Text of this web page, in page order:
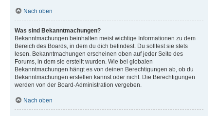
Nach oben
Was sind Bekanntmachungen?
Bekanntmachungen beinhalten meist wichtige Informationen zu dem
Bereich des Boards, in dem du dich befindest. Du solltest sie stets
lesen. Bekanntmachungen erscheinen oben auf jeder Seite des
Forums, in dem sie erstellt wurden. Wie bei globalen
Bekanntmachungen hängt es von deinen Berechtigungen ab, ob du
Bekanntmachungen erstellen kannst oder nicht. Die Berechtigungen
werden von der Board-Administration vergeben.
Nach oben